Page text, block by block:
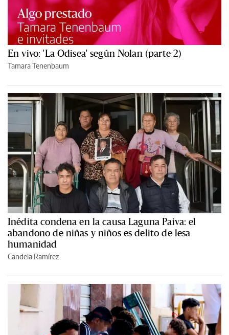
En vivo: 'La Odisea' según Nolan (parte 2)
Tamara Tenenbaum
Inédita condena en la causa Laguna Paiva: el
abandono de niñas y niños es delito de lesa
humanidad
Candela Ramírez